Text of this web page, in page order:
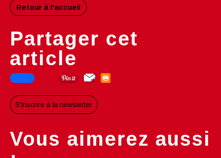
Retour à l'accueil
Partager cet
article
S'inscrire à la newsletter
Vous aimerez aussi